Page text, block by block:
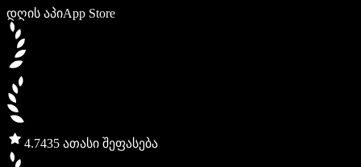
დღის აპიApp Store
4.7435 ათასი შეფასება